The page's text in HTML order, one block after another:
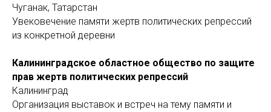
Чуганак, Татарстан
Увековечение памяти жертв политических репрессий
из конкретной деревни
Калининградское областное общество по защите
прав жертв политических репрессий
Калининград
Организация выставок и встреч на тему памяти и